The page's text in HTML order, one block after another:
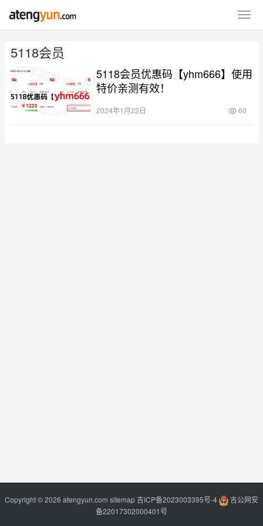
5118会员
5118会员优惠码【yhm666】使用
特价亲测有效！
2024年1月22日 60
Copyright © 2026 atengyun.com sitemap吉ICP备2023003395号-4
吉公网安
备22017302000401号